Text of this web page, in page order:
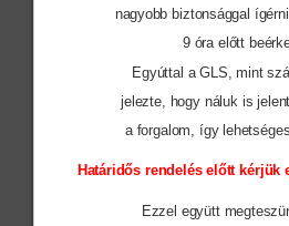
KI0253
PAMUT / JUTA
nagyobb biztonsággal
9 óra előtt
Egyúttal a GLS, mint
jelezte, hogy náluk is
a forgalom, így
Határidős rendelés előtt kérjük
Ezzel együtt